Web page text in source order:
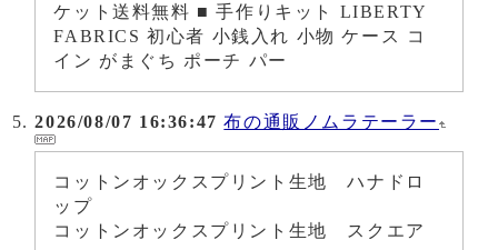
ケット送料無料 ■ 手作りキット LIBERTY
FABRICS 初心者 小銭入れ 小物 ケース コ
イン がまぐち ポーチ パー
2026/08/07 16:36:47 布の通販ノムラテーラー
コットンオックスプリント生地 ハナドロ
ップ
コットンオックスプリント生地 スクエア